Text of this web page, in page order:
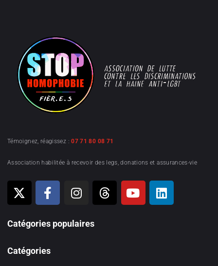
Témoignez, réagissez :07 71 80 08 71
Association habilitée à recevoir des legs, donations et assurances-vie
Catégories populaires
Catégories